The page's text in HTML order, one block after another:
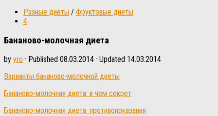
Разные диеты / Фруктовые диеты
4
Бананово-молочная диета
by yro · Published 08.03.2014 · Updated 14.03.2014
Варианты бананово-молочной диеты
Бананово-молочная диета: в чем секрет
Бананово-молочная диета: противопоказания